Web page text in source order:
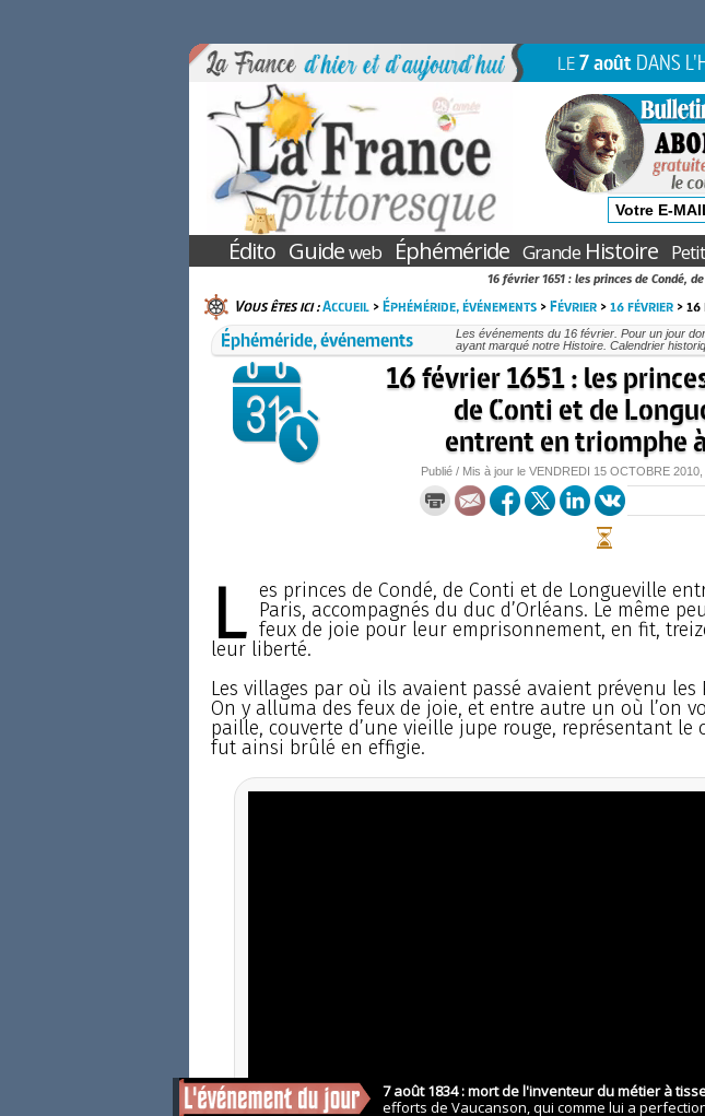
LE7 août DANS
Édito Guideweb Éphéméride GrandeHistoire
16 février 1651 : les princes de Condé,
Vous êtes ici :Accueil>Éphéméride, événements>Février>16 février> 16
Éphéméride, événements
Les événements du 16 février. Pour un jour
ayant marqué notre Histoire. Calendrier
16 février 1651 : les
de Conti et de
entrent en triomphe
Publié / Mis à jour le VENDREDI 15 OCTOBRE 2010,
L es princes de Condé, de Conti et de Longueville
Paris, accompagnés du duc d’Orléans. Le même
feux de joie pour leur emprisonnement, en fit,
leur liberté.
Les villages par où ils avaient passé avaient prévenu les
On y alluma des feux de joie, et entre autre un où l’on
paille, couverte d’une vieille jupe rouge, représentant le
fut ainsi brûlé en effigie.